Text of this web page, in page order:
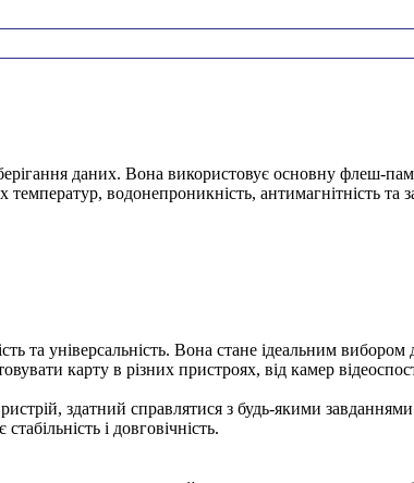
даних. Вона використовує основну флеш-
водонепроникність, антимагнітність та
та універсальність. Вона стане ідеальним
карту в різних пристроях, від камер
здатний справлятися з будь-якими завданнями
і довговічність.